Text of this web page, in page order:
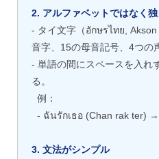
2. アルファベットではなく
- タイ文字（อักษรไทย,
音字、15の母音記号、4つの
- 単語の間にスペースを入れ
る。
例：
- ฉันรักเธอ (Chan rak ter) →
3. 文法がシンプル